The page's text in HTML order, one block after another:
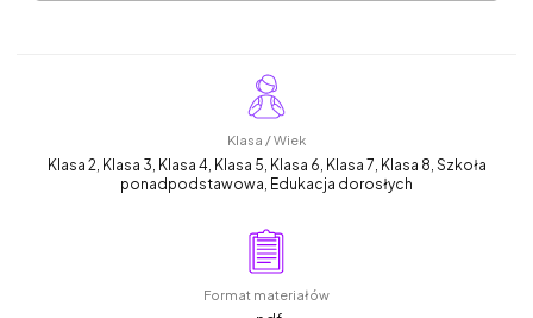
Klasa / Wiek
Klasa 2, Klasa 3, Klasa 4, Klasa 5, Klasa 6, Klasa 7, Klasa 8, Szkoła
ponadpodstawowa, Edukacja dorosłych
Format materiałów